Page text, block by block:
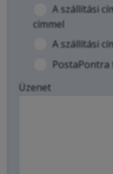
A szállítási
címmel
A szállítási
Üzenet